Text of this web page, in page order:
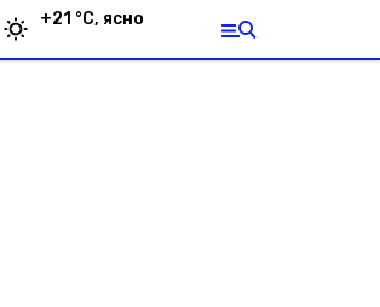
+21 °С, ясно